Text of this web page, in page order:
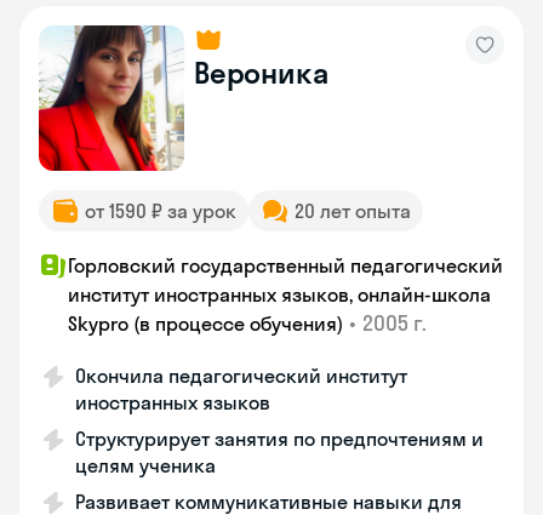
Вероника
от 1590 ₽ за урок 20 лет опыта
Горловский государственный педагогический
институт иностранных языков, онлайн-школа
Skypro (в процессе обучения) • 2005 г.
Окончила педагогический институт
иностранных языков
Структурирует занятия по предпочтениям и
целям ученика
Развивает коммуникативные навыки для